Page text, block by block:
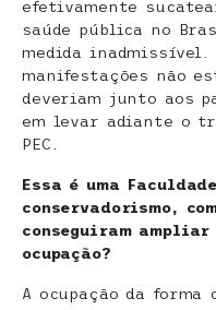
efetivamente
saúde pública no
medida
manifestações não
deveriam junto aos
em levar adiante o
PEC.
Essa é uma
conservadorismo,
conseguiram
ocupação?
A ocupação da forma